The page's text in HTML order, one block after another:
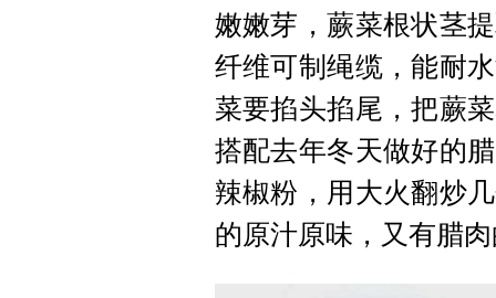
嫩嫩芽，蕨菜根状茎
纤维可制绳缆，能耐
菜要掐头掐尾，把蕨
搭配去年冬天做好的
辣椒粉，用大火翻炒
的原汁原味，又有腊